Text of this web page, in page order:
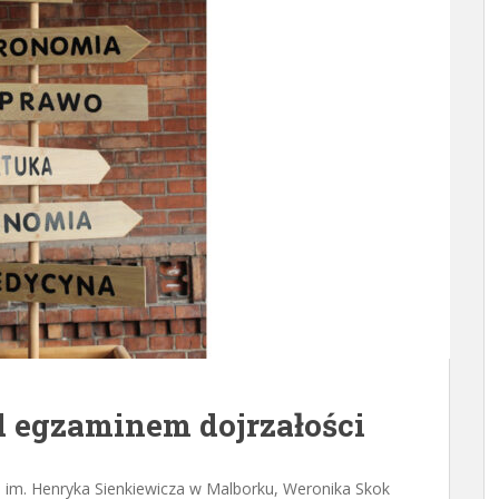
dojrzałości
Henryka Sienkiewicza w Malborku, Weronika Skok